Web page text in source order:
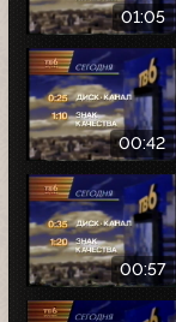
01:05
00:42
00:57